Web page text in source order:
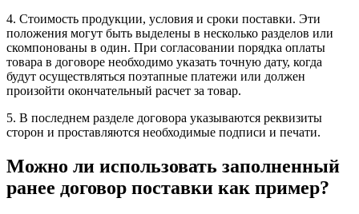
4. Стоимость продукции, условия и сроки поставки. Эти
положения могут быть выделены в несколько разделов или
скомпонованы в один. При согласовании порядка оплаты
товара в договоре необходимо указать точную дату, когда
будут осуществляться поэтапные платежи или должен
произойти окончательный расчет за товар.
5. В последнем разделе договора указываются реквизиты
сторон и проставляются необходимые подписи и печати.
Можно ли использовать заполненный
ранее договор поставки как пример?